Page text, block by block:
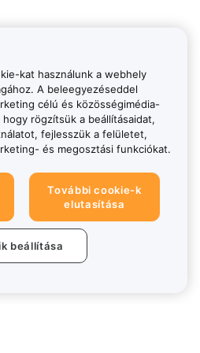
kat használunk a webhely
A beleegyezéseddel
célú és közösségimédia-
rögzítsük a beállításaidat,
fejlesszük a felületet,
és megosztási funkciókat.
További cookie-k
elutasítása
beállítása